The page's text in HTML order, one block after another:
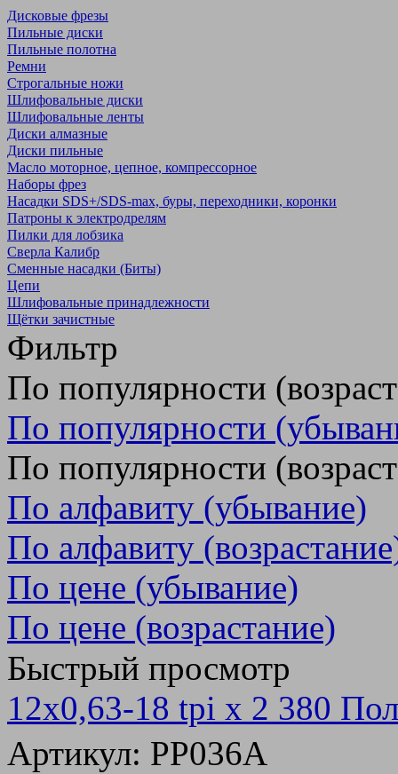
Дисковые фрезы
Пильные диски
Пильные полотна
Ремни
Строгальные ножи
Шлифовальные диски
Шлифовальные ленты
Диски алмазные
Диски пильные
Масло моторное, цепное, компрессорное
Наборы фрез
Насадки SDS+/SDS-max, буры, переходники, коронки
Патроны к электродрелям
Пилки для лобзика
Сверла Калибр
Сменные насадки (Биты)
Цепи
Шлифовальные принадлежности
Щётки зачистные
Фильтр
По популярности
По популярности
По популярности
По алфавиту (убывание)
По алфавиту
По цене (убывание)
По цене (возрастание)
Быстрый просмотр
12х0,63-18 tpi x 2 380
Артикул: PP036A